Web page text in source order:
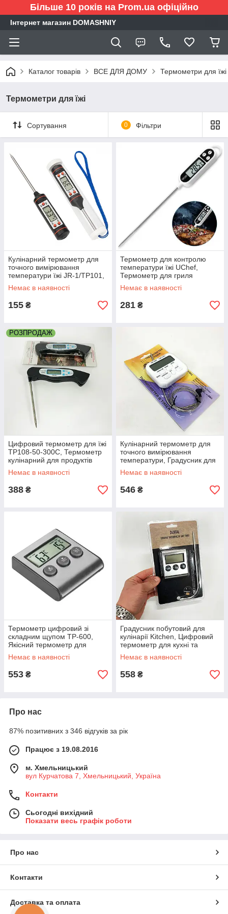
Більше 10 років на Prom.ua офіційно
Інтернет магазин DOMASHNIY
Каталог товарів ВСЕ ДЛЯ ДОМУ Термометри для їжі
Термометри для їжі
Сортування 0 Фільтри
Кулінарний термометр для
точного вимірювання
температури їжі JR-1/TP101,
Цифровий термометр для їжі
NX-71
Немає в наявності
155 ₴
Термометр для контролю
температури їжі UChef,
Термометр для гриля
цифровий оптом в Україні
RP-73
Немає в наявності
281 ₴
РОЗПРОДАЖ
Цифровий термометр для їжі
TP108-50-300C, Термометр
кулінарний для продуктів
Градусник готування DE-53
Немає в наявності
388 ₴
Кулінарний термометр для
точного вимірювання
температури, Градусник для
готування Термометр їжі YF-
73
Немає в наявності
546 ₴
Термометр цифровий зі
складним щупом TP-600,
Якісний термометр для
вимірювання температури їжі
OI-18
Немає в наявності
553 ₴
Градусник побутовий для
кулінарії Kitchen, Цифровий
термометр для кухні та
барбекю NE-82
Немає в наявності
558 ₴
Про нас
87% позитивних з 346 відгуків за рік
Працює з 19.08.2016
м. Хмельницький
вул Курчатова 7, Хмельницький, Україна
Контакти
Сьогодні вихідний
Показати весь графік роботи
Про нас
Контакти
Доставка та оплата